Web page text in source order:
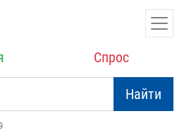
Спрос
Найти